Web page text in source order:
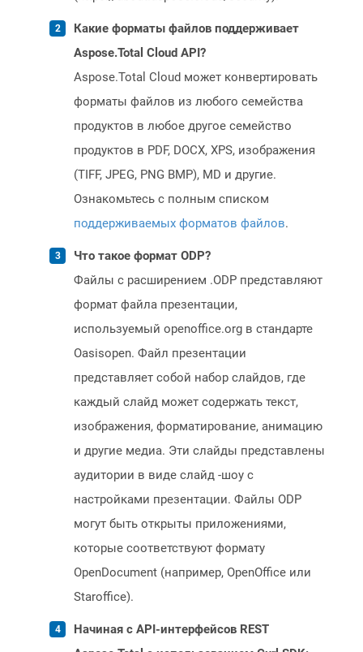
Какие форматы файлов поддерживает
Aspose.Total Cloud API?
Aspose.Total Cloud может конвертировать
форматы файлов из любого семейства
продуктов в любое другое семейство
продуктов в PDF, DOCX, XPS, изображения
(TIFF, JPEG, PNG BMP), MD и другие.
Ознакомьтесь с полным списком
поддерживаемых форматов файлов.
Что такое формат ODP?
Файлы с расширением .ODP представляют
формат файла презентации,
используемый openoffice.org в стандарте
Oasisopen. Файл презентации
представляет собой набор слайдов, где
каждый слайд может содержать текст,
изображения, форматирование, анимацию
и другие медиа. Эти слайды представлены
аудитории в виде слайд -шоу с
настройками презентации. Файлы ODP
могут быть открыты приложениями,
которые соответствуют формату
OpenDocument (например, OpenOffice или
Staroffice).
Начиная с API-интерфейсов REST